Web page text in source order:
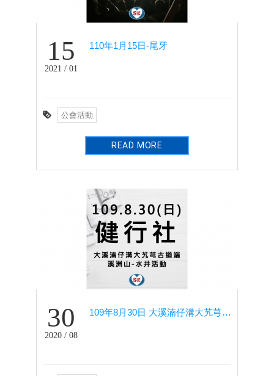
15
2021 / 01
110年1月15日-尾牙
公會活動
READ MORE
30
2020 / 08
109年8月30日 大溪湳仔溝大艽芎古道端-溪洲山-水井活動(健行社)